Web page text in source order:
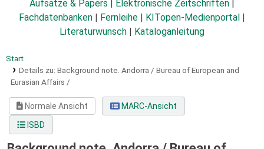
Aufsätze & Papers
Elektronische Zeitschriften
Fachdatenbanken
Fernleihe KITopen-Medienportal
Literaturwunsch
Kataloganleitung
Start
Details zu: Background note. Andorra / Bureau of European and
Eurasian Affairs /
Normale Ansicht
MARC-Ansicht
ISBD